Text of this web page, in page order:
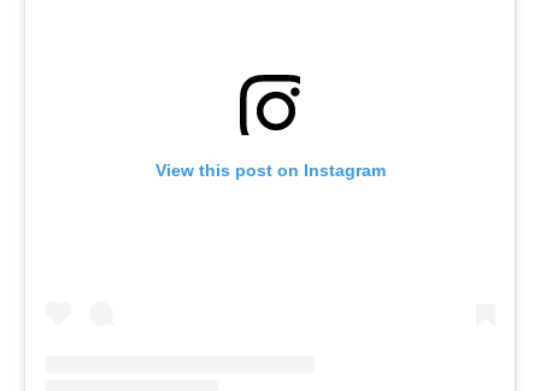
View this post on Instagram